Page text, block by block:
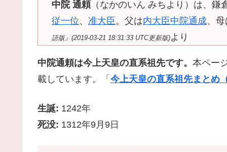
中院 通頼 （なかのいん みちより）は、鎌
従一位、 准大臣。父は内大臣中院通成、
語版』(2019-03-21 18:31:33 UTC更新版)より
中院通頼は今上天皇の直系祖先です。 本ペー
載しています。「 今上天皇の直系祖先まとめ
生誕: 1242年
死没: 1312年9月9日